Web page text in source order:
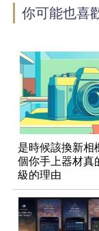
你可能也喜
是時候該換新相
個你手上器材真
級的理由